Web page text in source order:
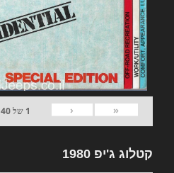
«
‹
1 של40
קטלוג ג'יפ 1980